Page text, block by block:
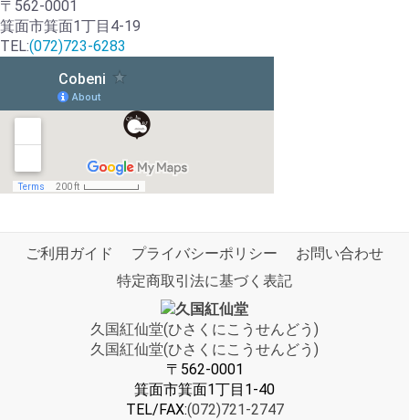
〒562-0001
箕面市箕面1丁目4-19
TEL:(072)723-6283
ご利用ガイド プライバシーポリシー
お問い合わせ
特定商取引法に基づく表記
久国紅仙堂(ひさくにこうせんどう)
久国紅仙堂(ひさくにこうせんどう)
〒562-0001
箕面市箕面1丁目1-40
TEL/FAX:(072)721-2747